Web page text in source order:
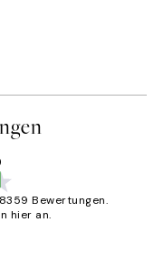
Bewertungen.
hier an.